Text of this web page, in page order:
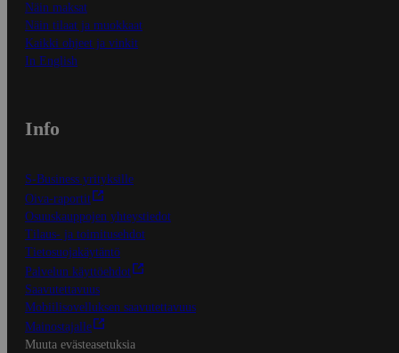
Näin maksat
Näin tilaat ja muokkaat
Kaikki ohjeet ja vinkit
In English
Info
S-Business yrityksille
Oiva-raportit
Osuuskauppojen yhteystiedot
Tilaus- ja toimitusehdot
Tietosuojakäytäntö
Palvelun käyttöehdot
Saavutettavuus
Mobiilisovelluksen saavutettavuus
Mainostajalle
Muuta evästeasetuksia